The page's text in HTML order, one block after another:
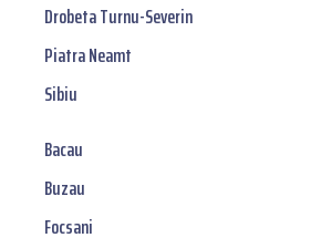
Drobeta Turnu-Severin
Piatra Neamt
Sibiu
Bacau
Buzau
Focsani